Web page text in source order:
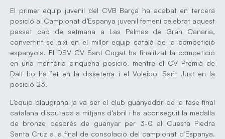
El primer equip juvenil del CVB Barça ha acabat en tercera
posició al Campionat d’Espanya juvenil femení celebrat aquest
passat cap de setmana a Las Palmas de Gran Canaria,
convertint-se així en el millor equip català de la competició
espanyola. El DSV CV Sant Cugat ha finalitzat la competició
en una meritòria cinquena posició, mentre el CV Premià de
Dalt ho ha fet en la dissetena i el Voleibol Sant Just en la
posició 23.
L’equip blaugrana ja va ser el club guanyador de la fase final
catalana disputada a mitjans d’abril i ha aconseguit la medalla
de bronze després de guanyar per 3-0 al Cuesta Piedra
Santa Cruz a la final de consolació del campionat d’Espanya.